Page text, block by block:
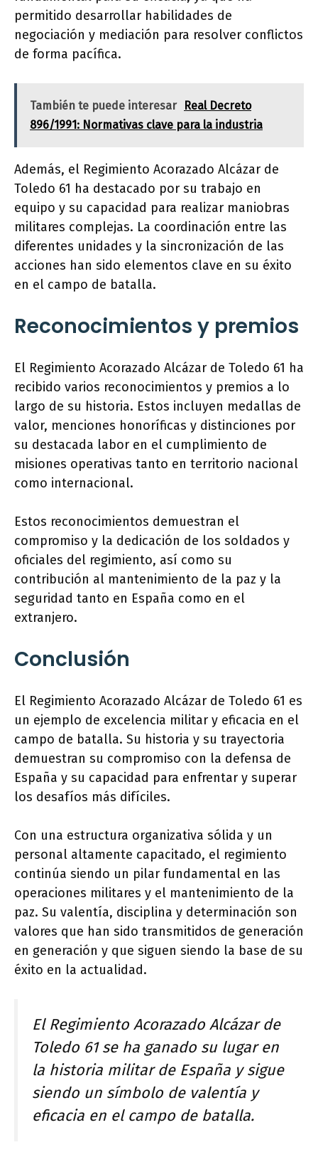
permitido desarrollar habilidades de
negociación y mediación para resolver conflictos
de forma pacífica.
También te puede interesar
Real Decreto
896/1991: Normativas clave para la industria
Además, el Regimiento Acorazado Alcázar de
Toledo 61 ha destacado por su trabajo en
equipo y su capacidad para realizar maniobras
militares complejas. La coordinación entre las
diferentes unidades y la sincronización de las
acciones han sido elementos clave en su éxito
en el campo de batalla.
Reconocimientos y premios
El Regimiento Acorazado Alcázar de Toledo 61 ha
recibido varios reconocimientos y premios a lo
largo de su historia. Estos incluyen medallas de
valor, menciones honoríficas y distinciones por
su destacada labor en el cumplimiento de
misiones operativas tanto en territorio nacional
como internacional.
Estos reconocimientos demuestran el
compromiso y la dedicación de los soldados y
oficiales del regimiento, así como su
contribución al mantenimiento de la paz y la
seguridad tanto en España como en el
extranjero.
Conclusión
El Regimiento Acorazado Alcázar de Toledo 61 es
un ejemplo de excelencia militar y eficacia en el
campo de batalla. Su historia y su trayectoria
demuestran su compromiso con la defensa de
España y su capacidad para enfrentar y superar
los desafíos más difíciles.
Con una estructura organizativa sólida y un
personal altamente capacitado, el regimiento
continúa siendo un pilar fundamental en las
operaciones militares y el mantenimiento de la
paz. Su valentía, disciplina y determinación son
valores que han sido transmitidos de generación
en generación y que siguen siendo la base de su
éxito en la actualidad.
El Regimiento Acorazado Alcázar de
Toledo 61 se ha ganado su lugar en
la historia militar de España y sigue
siendo un símbolo de valentía y
eficacia en el campo de batalla.